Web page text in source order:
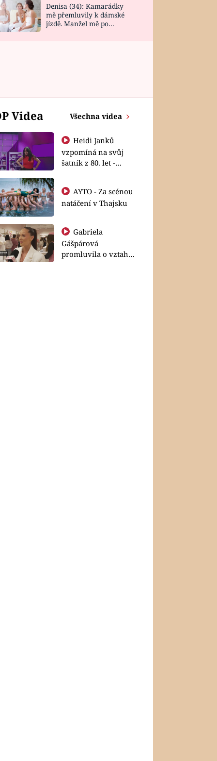
Denisa (34): Kamarádky
mě přemluvily k dámské
jízdě. Manžel mě po
Videa Všechna videa
Heidi Janků
vzpomíná na svůj
šatník z 80. let -
natáčení v Thajsku
Gabriela
Gášpárová
promluvila o vztahu